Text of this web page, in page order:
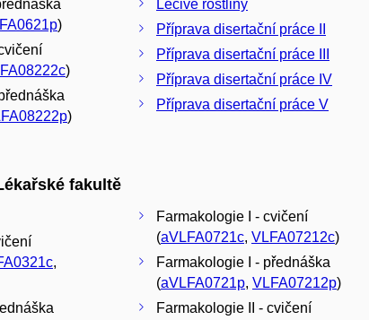
)
)
)
Léčivé rostliny
Příprava disertační práce II
Příprava disertační práce III
Příprava disertační práce IV
Příprava disertační práce V
fakultě
,
Farmakologie I - cvičení
(aVLFA0721c, VLFA07212c)
Farmakologie I - přednáška
(aVLFA0721p, VLFA07212p)
Farmakologie II - cvičení